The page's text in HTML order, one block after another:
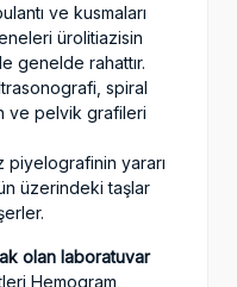
ve kusmaları
ürolitiazisin
genelde rahattır.
spiral
ve pelvik grafileri
yararı
üzerindeki taşlar
olan laboratuvar
Hemogram,